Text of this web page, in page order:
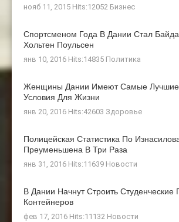
нояб 11, 2015 Hits:12052 Бизнес
Спортсменом Года В Дании Стал
Хольтен Поульсен
янв 10, 2016 Hits:14835 Политика
Женщины Дании Имеют Самые
Условия Для Жизни
янв 20, 2016 Hits:42603 Здоровье
Полицейская Статистика По
Преуменьшена В Три Раза
янв 31, 2016 Hits:11639 Новости
В Дании Начнут Строить Студенческие
Контейнеров
фев 17, 2016 Hits:11132 Новости